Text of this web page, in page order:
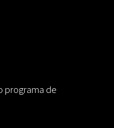
programa de